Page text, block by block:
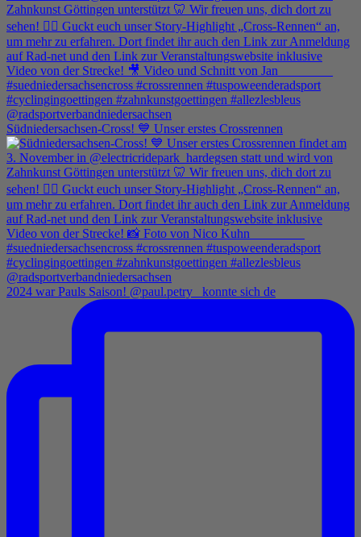
Südniedersachsen-Cross! 💙 Unser erstes Crossrennen
2024 war Pauls Saison! @paul.petry_ konnte sich de